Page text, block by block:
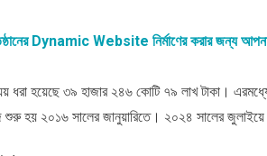
Dynamic Website নির্মাণের করার জন্য
ধরা হয়েছে ৩৯ হাজার ২৪৬ কোটি ৭৯ লাখ টাকা।
শুরু হয় ২০১৬ সালের জানুয়ারিতে। ২০২৪ সালের